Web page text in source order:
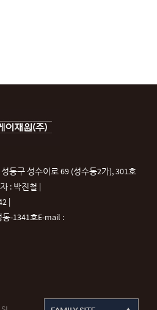
동구 성수이로 69 (성수동2가), 301호
: 박진철 |
|
-1341호E-mail :